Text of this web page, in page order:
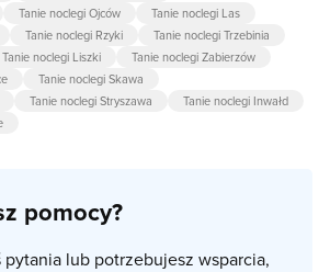
Tanie noclegi Ojców
Tanie noclegi Las
Tanie noclegi Rzyki
Tanie noclegi Trzebinia
Tanie noclegi Liszki
Tanie noclegi Zabierzów
Tanie noclegi Skawa
Tanie noclegi Stryszawa
Tanie noclegi Inwałd
pomocy?
lub potrzebujesz wsparcia,